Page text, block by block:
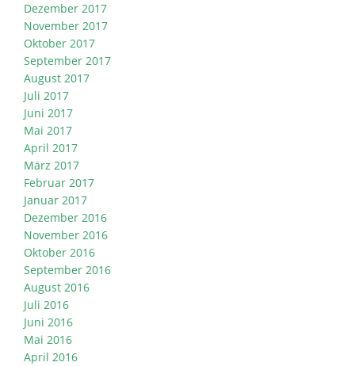
Dezember 2017
November 2017
Oktober 2017
September 2017
August 2017
Juli 2017
Juni 2017
Mai 2017
April 2017
März 2017
Februar 2017
Januar 2017
Dezember 2016
November 2016
Oktober 2016
September 2016
August 2016
Juli 2016
Juni 2016
Mai 2016
April 2016